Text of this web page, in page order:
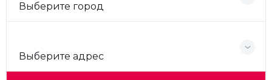
Выберите город
Выберите адрес